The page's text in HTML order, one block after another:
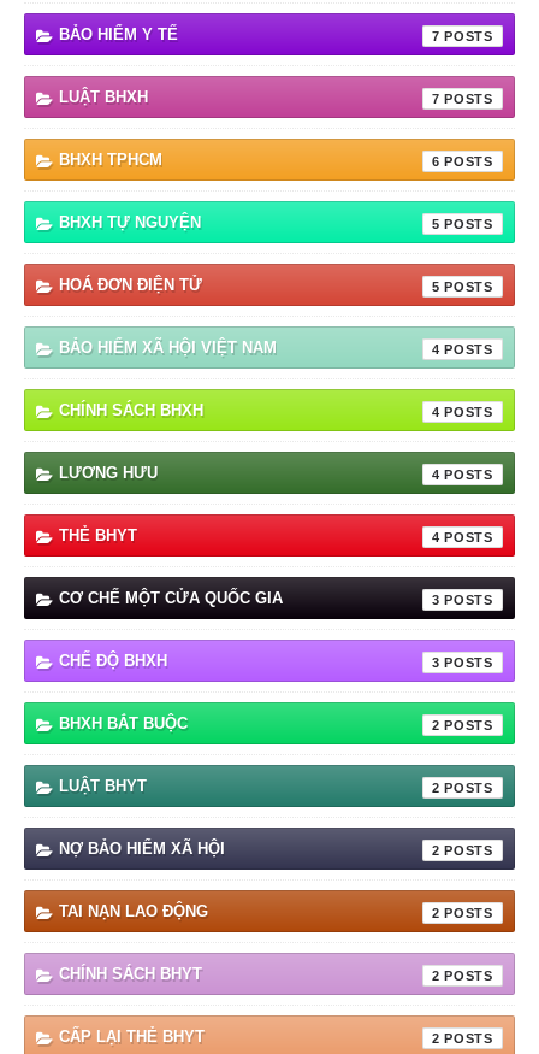
BẢO HIỂM Y TẾ 7
LUẬT BHXH 7
BHXH TPHCM 6
BHXH TỰ NGUYỆN 5
HOÁ ĐƠN ĐIỆN TỬ 5
BẢO HIỂM XÃ HỘI VIỆT NAM 4
CHÍNH SÁCH BHXH 4
LƯƠNG HƯU 4
THẺ BHYT 4
CƠ CHẾ MỘT CỬA QUỐC GIA 3
CHẾ ĐỘ BHXH 3
BHXH BẮT BUỘC 2
LUẬT BHYT 2
NỢ BẢO HIỂM XÃ HỘI 2
TAI NẠN LAO ĐỘNG 2
CHÍNH SÁCH BHYT 2
CẤP LẠI THẺ BHYT 2